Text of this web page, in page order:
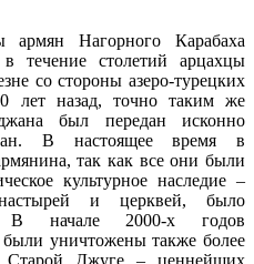
армян Нагорного Карабаха
течение столетий арцахцы
со стороны азеро-турецких
лет назад, точно таким же
был передан исконно
В настоящее время в
так как все они были
культурное наследие –
и церквей, было
В начале 2000-х годов
уничтожены также более
Старой Джуге – ценнейших